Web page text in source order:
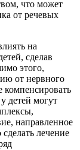
что может
от речевых
на
сделав
этого,
от нервного
компенсировать
детей могут
направленное
лечение